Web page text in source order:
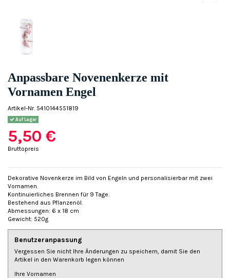
Anpassbare Novenenkerze mit
Vornamen Engel
Artikel-Nr. 5410144551819
Auf Lager
5,50 €
Bruttopreis
Dekorative Novenkerze im Bild von Engeln und personalisierbar mit zwei
Vornamen.
Kontinuierliches Brennen für 9 Tage.
Bestehend aus Pflanzenöl.
Abmessungen: 6 x 18 cm
Gewicht: 520g
Benutzeranpassung
Vergessen Sie nicht Ihre Änderungen zu speichern, damit Sie den
Artikel in den Warenkorb legen können
Ihre Vornamen